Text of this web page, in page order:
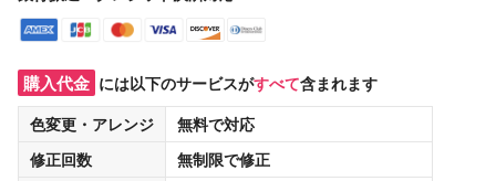
購入代金 には以下のサービスがすべて含まれます
色変更・アレンジ
無料で対応
修正回数
無制限で修正